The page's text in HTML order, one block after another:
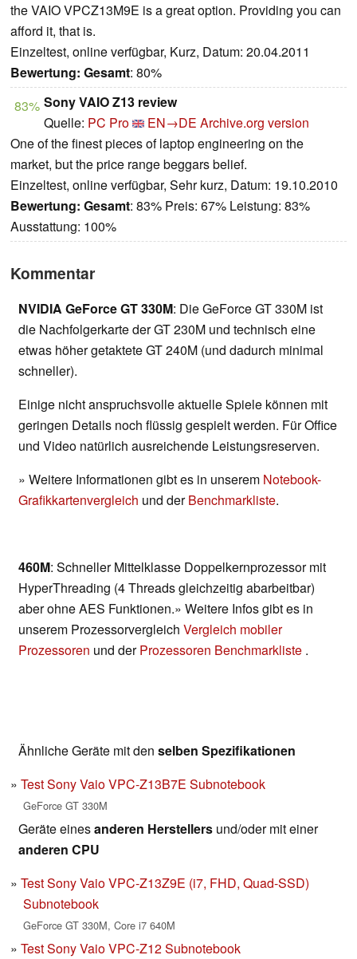
the VAIO VPCZ13M9E is a great option. Providing you can
afford it, that is.
Einzeltest, online verfügbar, Kurz, Datum: 20.04.2011
Bewertung: Gesamt: 80%
83% Sony VAIO Z13 review
Quelle: PC Pro EN→DE Archive.org version
One of the finest pieces of laptop engineering on the
market, but the price range beggars belief.
Einzeltest, online verfügbar, Sehr kurz, Datum: 19.10.2010
Bewertung: Gesamt: 83% Preis: 67% Leistung: 83%
Ausstattung: 100%
Kommentar
NVIDIA GeForce GT 330M: Die GeForce GT 330M ist
die Nachfolgerkarte der GT 230M und technisch eine
etwas höher getaktete GT 240M (und dadurch minimal
schneller).
Einige nicht anspruchsvolle aktuelle Spiele können mit
geringen Details noch flüssig gespielt werden. Für Office
und Video natürlich ausreichende Leistungsreserven.
» Weitere Informationen gibt es in unserem Notebook-
Grafikkartenvergleich und derBenchmarkliste.
460M: Schneller Mittelklasse Doppelkernprozessor mit
HyperThreading (4 Threads gleichzeitig abarbeitbar)
aber ohne AES Funktionen.» Weitere Infos gibt es in
unserem Prozessorvergleich Vergleich mobiler
Prozessoren und derProzessoren Benchmarkliste .
Ähnliche Geräte mit den selben Spezifikationen
Test Sony Vaio VPC-Z13B7E Subnotebook
GeForce GT 330M
Geräte einesanderen Herstellers und/oder mit einer
anderen CPU
Test Sony Vaio VPC-Z13Z9E (i7, FHD, Quad-SSD)
Subnotebook
GeForce GT 330M, Core i7 640M
Test Sony Vaio VPC-Z12 Subnotebook